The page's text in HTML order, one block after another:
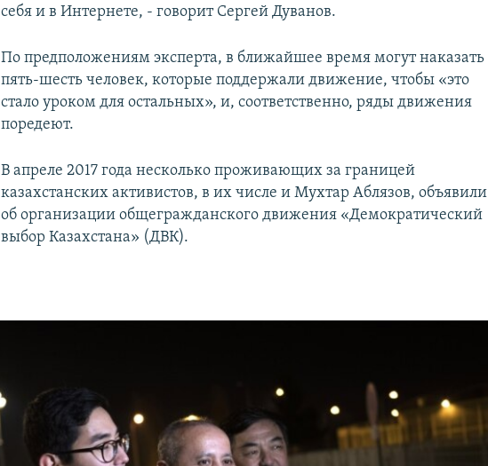
себя и в Интернете, - говорит Сергей Дуванов.
По предположениям эксперта, в ближайшее время могут наказать
пять-шесть человек, которые поддержали движение, чтобы «это
стало уроком для остальных», и, соответственно, ряды движения
поредеют.
В апреле 2017 года несколько проживающих за границей
казахстанских активистов, в их числе и Мухтар Аблязов, объявили
об организации общегражданского движения «Демократический
выбор Казахстана» (ДВК).